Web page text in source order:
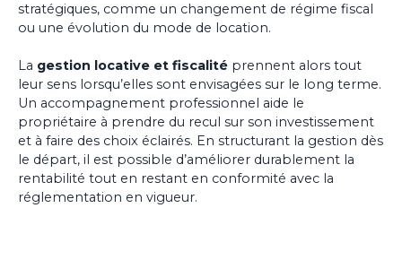
stratégiques, comme un changement de régime fiscal
ou une évolution du mode de location.
La gestion locative et fiscalité prennent alors tout
leur sens lorsqu’elles sont envisagées sur le long terme.
Un accompagnement professionnel aide le
propriétaire à prendre du recul sur son investissement
et à faire des choix éclairés. En structurant la gestion dès
le départ, il est possible d’améliorer durablement la
rentabilité tout en restant en conformité avec la
réglementation en vigueur.